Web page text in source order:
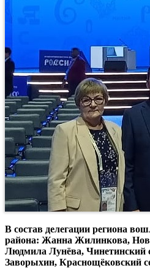
В состав делегации региона
района: Жанна Жилинкова,
Людмила Лунёва, Чинетинский
Заворыхин, Краснощёковский